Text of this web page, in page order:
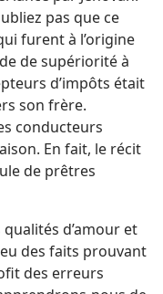
pas que ce
furent à l’origine
de supériorité à
d’impôts était
son frère.
conducteurs
En fait, le récit
de prêtres
d’amour et
des faits prouvant
des erreurs